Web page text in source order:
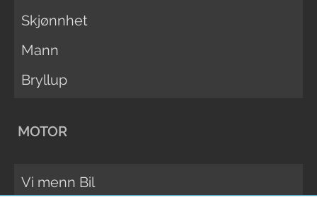
Skjønnhet
Mann
Bryllup
MOTOR
Vi menn Bil